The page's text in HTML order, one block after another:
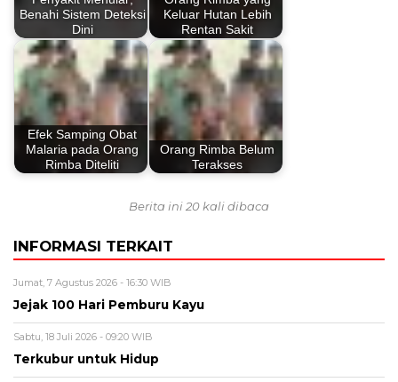
Benahi Sistem Deteksi
Dini
Keluar Hutan Lebih
Rentan Sakit
Efek Samping Obat
Malaria pada Orang
Rimba Diteliti
Orang Rimba Belum
Terakses
Berita ini 20 kali dibaca
INFORMASI TERKAIT
Jumat, 7 Agustus 2026 - 16:30 WIB
Jejak 100 Hari Pemburu Kayu
Sabtu, 18 Juli 2026 - 09:20 WIB
Terkubur untuk Hidup